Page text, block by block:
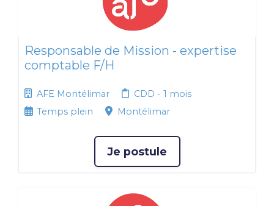
Responsable de Mission - expertise
comptable F/H
AFE Montélimar
CDD - 1 mois
Temps plein
Montélimar
Je postule